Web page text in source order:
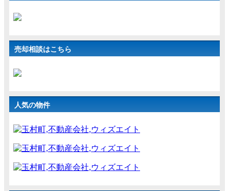
売却相談はこちら
人気の物件